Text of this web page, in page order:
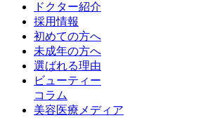
ドクター紹介
採用情報
初めての方へ
未成年の方へ
選ばれる理由
ビューティー
コラム
美容医療メディア